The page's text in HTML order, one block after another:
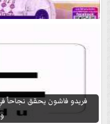
فريدو فاشون يحقق نجاحاً